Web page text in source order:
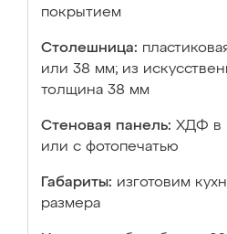
покрытием
Столешница:
или 38 мм; из
толщина 38 мм
Стеновая панель: ХДФ в
или с фотопечатью
Габариты: изготовим
размера